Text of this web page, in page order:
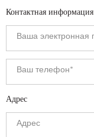
Контактная информация
Адрес